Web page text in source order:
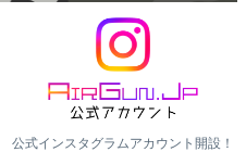
公式インスタグラムアカウント開設！